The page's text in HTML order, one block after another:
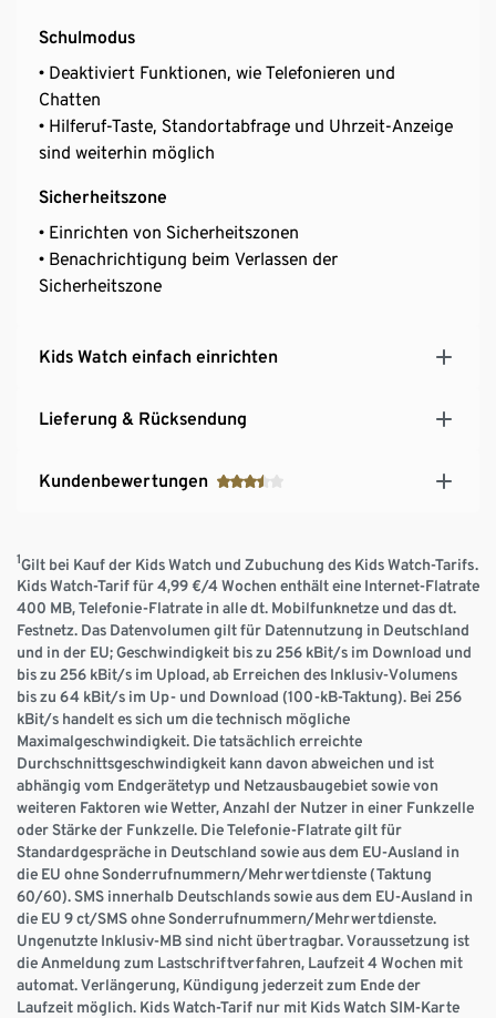
Schulmodus
• Deaktiviert Funktionen, wie Telefonieren und
Chatten
• Hilferuf-Taste, Standortabfrage und Uhrzeit-Anzeige
sind weiterhin möglich
Sicherheitszone
• Einrichten von Sicherheitszonen
• Benachrichtigung beim Verlassen der
Sicherheitszone
Kids Watch einfach einrichten
Lieferung & Rücksendung
Kundenbewertungen
1Gilt bei Kauf der Kids Watch und Zubuchung des Kids Watch-Tarifs.
Kids Watch-Tarif für 4,99 €/4 Wochen enthält eine Internet-Flatrate
400 MB, Telefonie-Flatrate in alle dt. Mobilfunknetze und das dt.
Festnetz. Das Datenvolumen gilt für Datennutzung in Deutschland
und in der EU; Geschwindigkeit bis zu 256 kBit/s im Download und
bis zu 256 kBit/s im Upload, ab Erreichen des Inklusiv-Volumens
bis zu 64 kBit/s im Up- und Download (100-kB-Taktung). Bei 256
kBit/s handelt es sich um die technisch mögliche
Maximalgeschwindigkeit. Die tatsächlich erreichte
Durchschnittsgeschwindigkeit kann davon abweichen und ist
abhängig vom Endgerätetyp und Netzausbaugebiet sowie von
weiteren Faktoren wie Wetter, Anzahl der Nutzer in einer Funkzelle
oder Stärke der Funkzelle. Die Telefonie-Flatrate gilt für
Standardgespräche in Deutschland sowie aus dem EU-Ausland in
die EU ohne Sonderrufnummern/Mehrwertdienste (Taktung
60/60). SMS innerhalb Deutschlands sowie aus dem EU-Ausland in
die EU 9 ct/SMS ohne Sonderrufnummern/Mehrwertdienste.
Ungenutzte Inklusiv-MB sind nicht übertragbar. Voraussetzung ist
die Anmeldung zum Lastschriftverfahren, Laufzeit 4 Wochen mit
automat. Verlängerung, Kündigung jederzeit zum Ende der
Laufzeit möglich. Kids Watch-Tarif nur mit Kids Watch SIM-Karte